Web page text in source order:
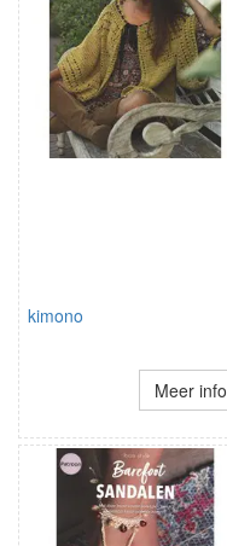
kimono
Meer info